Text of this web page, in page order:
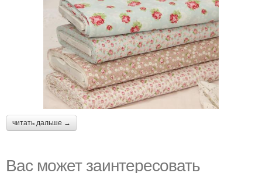
читать дальше →
Вас может заинтересовать